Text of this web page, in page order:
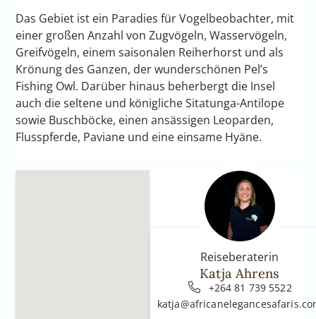
Das Gebiet ist ein Paradies für Vogelbeobachter, mit
einer großen Anzahl von Zugvögeln, Wasservögeln,
Greifvögeln, einem saisonalen Reiherhorst und als
Krönung des Ganzen, der wunderschönen Pel’s
Fishing Owl. Darüber hinaus beherbergt die Insel
auch die seltene und königliche Sitatunga-Antilope
sowie Buschböcke, einen ansässigen Leoparden,
Flusspferde, Paviane und eine einsame Hyäne.
Reiseberaterin
Katja Ahrens
+264 81 739 5522